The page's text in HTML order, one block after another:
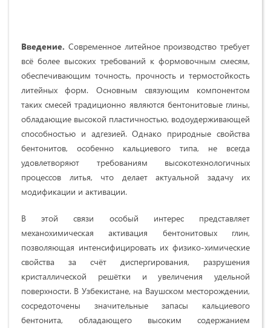
Введение. Современное литейное производство требует
всё более высоких требований к формовочным смесям,
обеспечивающим точность, прочность и термостойкость
литейных форм. Основным связующим компонентом
таких смесей традиционно являются бентонитовые глины,
обладающие высокой пластичностью, водоудерживающей
способностью и адгезией. Однако природные свойства
бентонитов, особенно кальциевого типа, не всегда
удовлетворяют требованиям высокотехнологичных
процессов литья, что делает актуальной задачу их
модификации и активации.
В этой связи особый интерес представляет
механохимическая активация бентонитовых глин,
позволяющая интенсифицировать их физико-химические
свойства за счёт диспергирования, разрушения
кристаллической решётки и увеличения удельной
поверхности. В Узбекистане, на Ваушском месторождении,
сосредоточены значительные запасы кальциевого
бентонита, обладающего высоким содержанием